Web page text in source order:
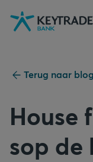
Naar
navigatie
Naar
aanmelden
Naar
inhoud
Terug naar blog
House
sop de